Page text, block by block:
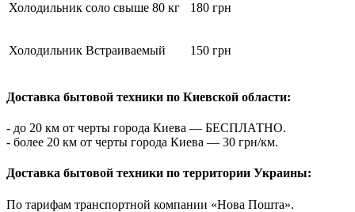
Холодильник соло свыше 80 кг 180 грн
Холодильник Встраиваемый 150 грн
Доставка бытовой техники по Киевской области:
- до 20 км от черты города Киева — БЕСПЛАТНО.
- более 20 км от черты города Киева — 30 грн/км.
Доставка бытовой техники по территории Украины:
По тарифам транспортной компании «Нова Пошта».